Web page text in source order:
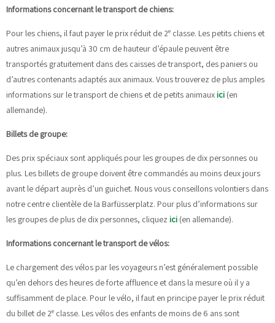
Informations concernant le transport de chiens:
Pour les chiens, il faut payer le prix réduit de 2e classe. Les petits chiens et
autres animaux jusqu’à 30 cm de hauteur d’épaule peuvent être
transportés gratuitement dans des caisses de transport, des paniers ou
d’autres contenants adaptés aux animaux. Vous trouverez de plus amples
informations sur le transport de chiens et de petits animauxici (en
allemande).
Billets de groupe:
Des prix spéciaux sont appliqués pour les groupes de dix personnes ou
plus. Les billets de groupe doivent être commandés au moins deux jours
avant le départ auprès d’un guichet. Nous vous conseillons volontiers dans
notre centre clientèle de la Barfüsserplatz. Pour plus d’informations sur
les groupes de plus de dix personnes, cliquez ici (en allemande).
Informations concernant le transport de vélos:
Le chargement des vélos par les voyageurs n’est généralement possible
qu’en dehors des heures de forte affluence et dans la mesure où il y a
suffisamment de place. Pour le vélo, il faut en principe payer le prix réduit
du billet de 2e classe. Les vélos des enfants de moins de 6 ans sont